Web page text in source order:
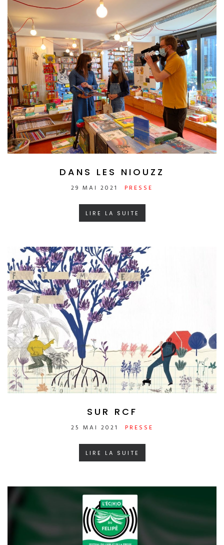
DANS LES NIOUZZ
29 MAI 2021 PRESSE
LIRE LA SUITE
SUR RCF
25 MAI 2021 PRESSE
LIRE LA SUITE